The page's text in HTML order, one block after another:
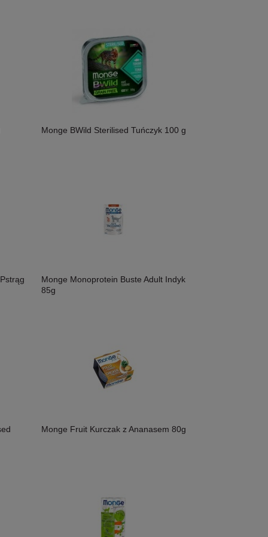
Monge BWild Sterilised Tuńczyk 100 g
Monge Monoprotein Buste Adult Indyk
85g
Monge Fruit Kurczak z Ananasem 80g